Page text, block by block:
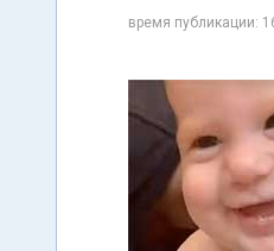
время публикации: